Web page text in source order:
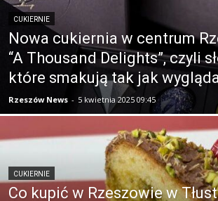
CUKIERNIE
Nowa cukiernia w centrum
“A Thousand Delights”, czyli
które smakują tak jak
Rzeszów News - 5 kwietnia 2025 09:45
CUKIERNIE
Co kupić w Rzeszowie w